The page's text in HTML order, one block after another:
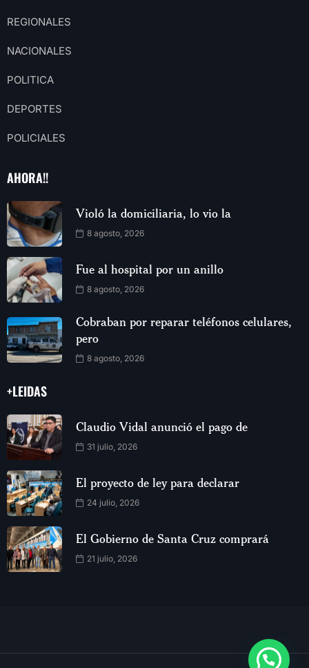
REGIONALES
NACIONALES
POLITICA
DEPORTES
POLICIALES
AHORA!!
Violó la domiciliaria, lo vio la
8 agosto, 2026
Fue al hospital por un anillo
8 agosto, 2026
Cobraban por reparar teléfonos celulares,
pero
8 agosto, 2026
+LEIDAS
Claudio Vidal anunció el pago de
31 julio, 2026
El proyecto de ley para declarar
24 julio, 2026
El Gobierno de Santa Cruz comprará
21 julio, 2026